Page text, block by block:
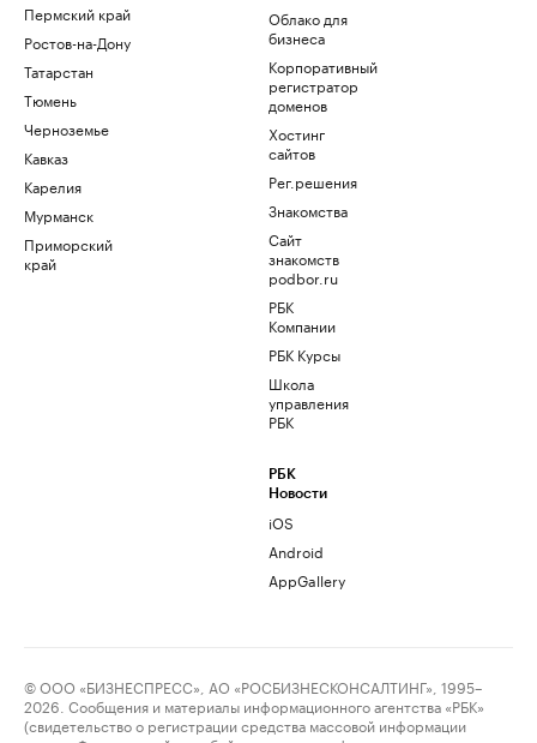
Пермский край
Ростов-на-Дону
Татарстан
Тюмень
Черноземье
Кавказ
Карелия
Мурманск
Приморский
край
Облако для
бизнеса
Корпоративный
регистратор
доменов
Хостинг
сайтов
Рег.решения
Знакомства
Сайт
знакомств
podbor.ru
РБК
Компании
РБК Курсы
Школа
управления
РБК
РБК
Новости
iOS
Android
AppGallery
© ООО «БИЗНЕСПРЕСС», АО «РОСБИЗНЕСКОНСАЛТИНГ», 1995–
2026. Сообщения и материалы информационного агентства «РБК»
(свидетельство о регистрации средства массовой информации